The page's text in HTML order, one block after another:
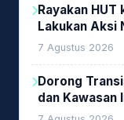
Rayakan
Lakukan Aksi
7 Agustus 2026
Dorong
dan Kawasan
Investasi